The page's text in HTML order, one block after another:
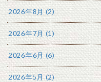
2026年8月 (2)
2026年7月 (1)
2026年6月 (6)
2026年5月 (2)